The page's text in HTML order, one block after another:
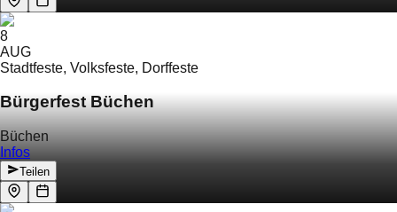
8
AUG
Stadtfeste, Volksfeste, Dorffeste
Bürgerfest Büchen
Büchen
Infos
Teilen